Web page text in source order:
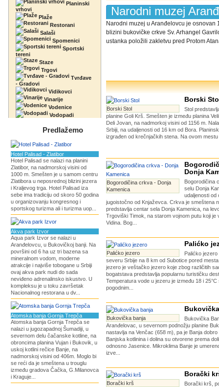
Planinski
vrhovi
Plaže
Restorani
Salaši
Spomenici
Sportski
tereni
Staze
Trgovi
Tvrđave
- Gradovi
Vidikovci
Vinarije
Vodenice
Vodopadi
Predlažemo
Hotel Palisad - Zlatibor
Hotel Palisad se nalazi na planini
Zlatibor, na nadmorskoj visini od
1000 m. Smešten je u samom centru
Zlatibora u neposrednoj blizini jezera
i Kraljevog trga. Hotel Palisad iza
sebe ima tradiciju od skoro 50 godina
u organizovanju kongresnog i
sportskog turizma ali i turizma uop...
Akva park Izvor
Aqua park Izvor se nalazi u
Aranđelovcu, u Bukovičkoj banji. Na
površini od 6 ha uz tri bazena sa
mineralnom vodom, moderne
atrakcije i najviše tobogane u Srbiji
ovaj akva park nudi do sada
neviđeno adrenalinsko iskustvo. U
kompleksu je u toku završetak
Nacionalnog restorana u dv...
Atomska banja Gornja Trepča
Atomska banja Gornja Trepča se
nalazi u jugozapadnoj Šumadiji, u
severnom delu čačanske kotline, na
obroncima planina Vujan i Bukovik, u
uskoj kotlini rečice Banje, na
nadmorskoj visini od 406m. Moglo bi
se reći da je smeštena u trouglu
između gradova Čačka, G.Milanovca
i Kraguje...
Narodni muzej
Narodni muzej u Aranđelovcu je
blizini bukovičke crkve Sv. Arhangel
ustanka položili zakletvu pred Protom
Borski Stol
Borski
Stol
planine Goli Krš. Smešten je između planina
Deli Jovan, na nadmorkoj visini od 1156 m.
Srbiji, na udaljenosti od 16 km od Bora.
izgrađen od krečnjačkih stena. Na ovom
Bogorodičina crkva - Donja
Kamenica
Donja
Bogorodičina
selu Donja
udaljenosti od
jugoistočno od Knjaževca. Crkva je smeštena
predstavlja centar sela Donja Kamenica, na
Trgoviški Timok, na starom vojnom putu koji je
Vidina. Bog...
Palićko jezero
Palićko
Palićko
severu Srbije na 8 km od Subotice pored
jezero je veštačko jezero koje zbog različitih
bogatstava predstavlja popularnu turističku
Temperatura vode u jezeru je između 18 i 25°C
pogodnim...
Bukovička banja
Bukovička
Aranđelovac, u severnom podnožju planine
nastavlja na Venčac (658 m), pa je Banja
Banjska kotlinina i dolina su otvorene prema
odnosno Jasenice. Mikroklima Banje je
izve...
Borački krš
Borački
Borački krš,